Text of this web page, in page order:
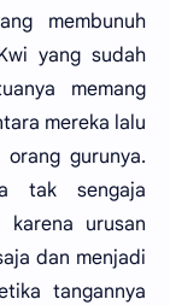
membunuh
yang sudah
memang
mereka lalu
gurunya.
tak sengaja
urusan
dan menjadi
tangannya